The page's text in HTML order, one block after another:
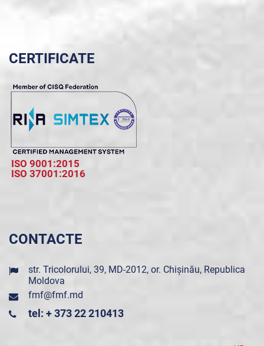
CERTIFICATE
ISO 9001:2015
ISO 37001:2016
CONTACTE
str. Tricolorului, 39, MD-2012, or. Chișinău, Republica
Moldova
fmf@fmf.md
tel: + 373 22 210413